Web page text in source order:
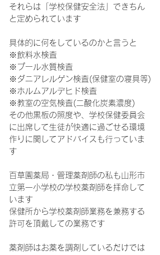
それらは「学校保健安全法」できちん
と定められています
具体的に何をしているのかと言うと
※飲料水検査
※プール水質検査
※ダニアレルゲン検査(保健室の寝具等)
※ホルムアルデヒド検査
※教室の空気検査(二酸化炭素濃度)
その他黒板の照度や、学校保健委員会
に出席して生徒が快適に過ごせる環境
作りに関してアドバイスも行っていま
す
百草園薬局・管理薬剤師の私も山形市
立第一小学校の学校薬剤師を拝命して
います
保健所から学校薬剤師業務を兼務する
許可を頂戴しての業務です
薬剤師はお薬を調剤しているだけでは